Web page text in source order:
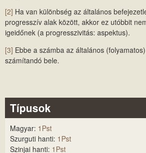
[2] Ha van különbség az általános
progresszív alak között, akkor ez utóbbit
igeidőnek (a progresszivitás: aspektus).
[3] Ebbe a számba az általános
számítandó bele.
Típusok
Magyar: 1Pst
Szurguti hanti: 1Pst
Szinjai hanti: 1Pst